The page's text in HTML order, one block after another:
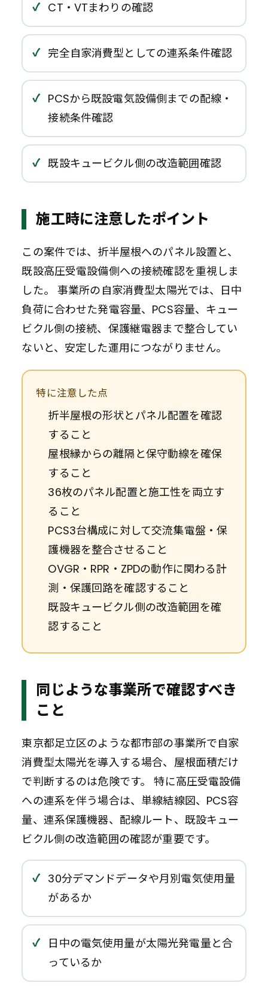
CT・VTまわりの確認
完全自家消費型としての連系条件確認
PCSから既設電気設備側までの配線・
接続条件確認
既設キュービクル側の改造範囲確認
施工時に注意したポイント
この案件では、折半屋根へのパネル設置と、
既設高圧受電設備側への接続確認を重視しま
した。 事業所の自家消費型太陽光では、日中
負荷に合わせた発電容量、PCS容量、キュー
ビクル側の接続、保護継電器まで整合してい
ないと、安定した運用につながりません。
特に注意した点
折半屋根の形状とパネル配置を確認
すること
屋根縁からの離隔と保守動線を確保
すること
36枚のパネル配置と施工性を両立す
ること
PCS3台構成に対して交流集電盤・保
護機器を整合させること
OVGR・RPR・ZPDの動作に関わる計
測・保護回路を確認すること
既設キュービクル側の改造範囲を確
認すること
同じような事業所で確認すべき
こと
東京都足立区のような都市部の事業所で自家
消費型太陽光を導入する場合、屋根面積だけ
で判断するのは危険です。 特に高圧受電設備
への連系を伴う場合は、単線結線図、PCS容
量、連系保護機器、配線ルート、既設キュー
ビクル側の改造範囲の確認が重要です。
30分デマンドデータや月別電気使用量
があるか
日中の電気使用量が太陽光発電量と合
っているか